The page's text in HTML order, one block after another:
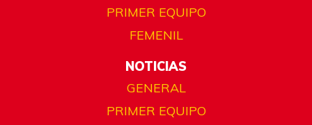
PRIMER EQUIPO
FEMENIL
NOTICIAS
GENERAL
PRIMER EQUIPO